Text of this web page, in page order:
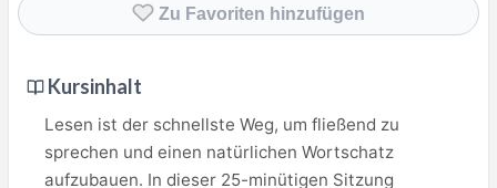
Zu Favoriten hinzufügen
Kursinhalt
Lesen ist der schnellste Weg, um fließend zu
sprechen und einen natürlichen Wortschatz
aufzubauen. In dieser 25-minütigen Sitzung